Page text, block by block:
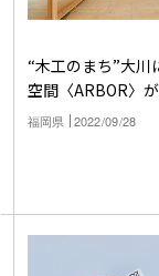
“木工のまち”大川
空間〈ARBOR〉
福岡県 2022/09/28